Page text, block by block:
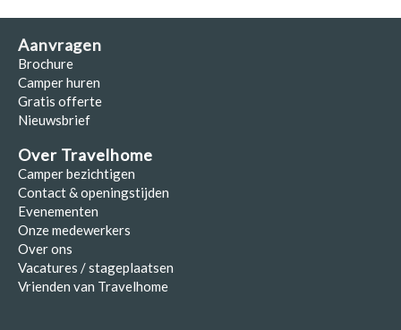
Aanvragen
Brochure
Camper huren
Gratis offerte
Nieuwsbrief
Over Travelhome
Camper bezichtigen
Contact & openingstijden
Evenementen
Onze medewerkers
Over ons
Vacatures / stageplaatsen
Vrienden van Travelhome